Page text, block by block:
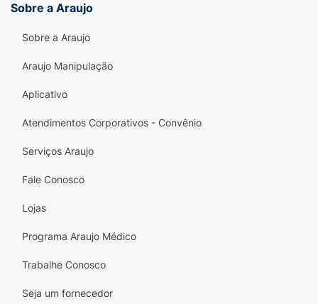
Sobre a Araujo
Sobre a Araujo
Araujo Manipulação
Aplicativo
Atendimentos Corporativos - Convênio
Serviços Araujo
Fale Conosco
Lojas
Programa Araujo Médico
Trabalhe Conosco
Seja um fornecedor